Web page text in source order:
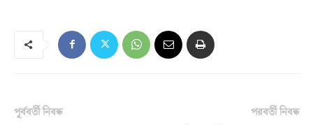
পূর্ববর্তী নিবন্ধ
পরবর্তী নিবন্ধ